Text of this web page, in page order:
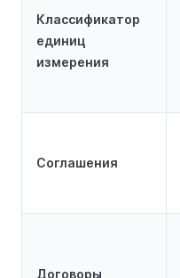
Классификатор
единиц
измерения
Соглашения
Договоры